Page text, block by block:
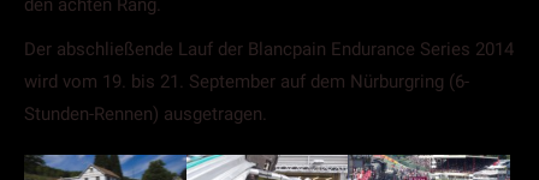
den achten Rang.
Der abschließende Lauf der Blancpain Endurance Series 2014
wird vom 19. bis 21. September auf dem Nürburgring (6-
Stunden-Rennen) ausgetragen.